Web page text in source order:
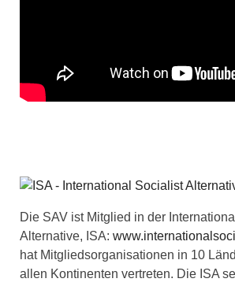
Die SAV ist Mitglied in der
Alternative, ISA:
hat Mitgliedsorganisationen in 10
allen Kontinenten vertreten. Die ISA